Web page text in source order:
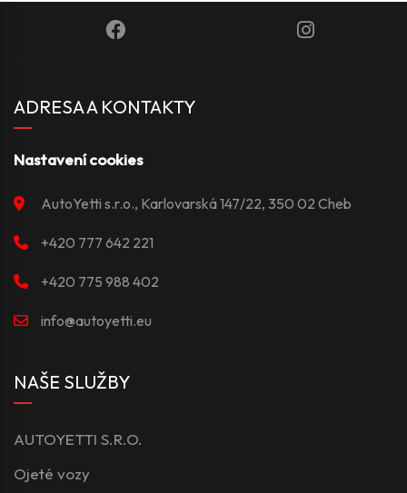
ADRESA A KONTAKTY
Nastavení cookies
AutoYetti s.r.o., Karlovarská 147/22, 350 02 Cheb
+420 777 642 221
+420 775 988 402
info@autoyetti.eu
NAŠE SLUŽBY
AUTOYETTI S.R.O.
Ojeté vozy